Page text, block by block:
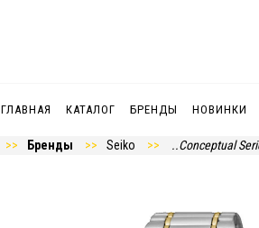
ГЛАВНАЯ КАТАЛОГ БРЕНДЫ НОВИНКИ
Бренды Seiko ..Conceptual